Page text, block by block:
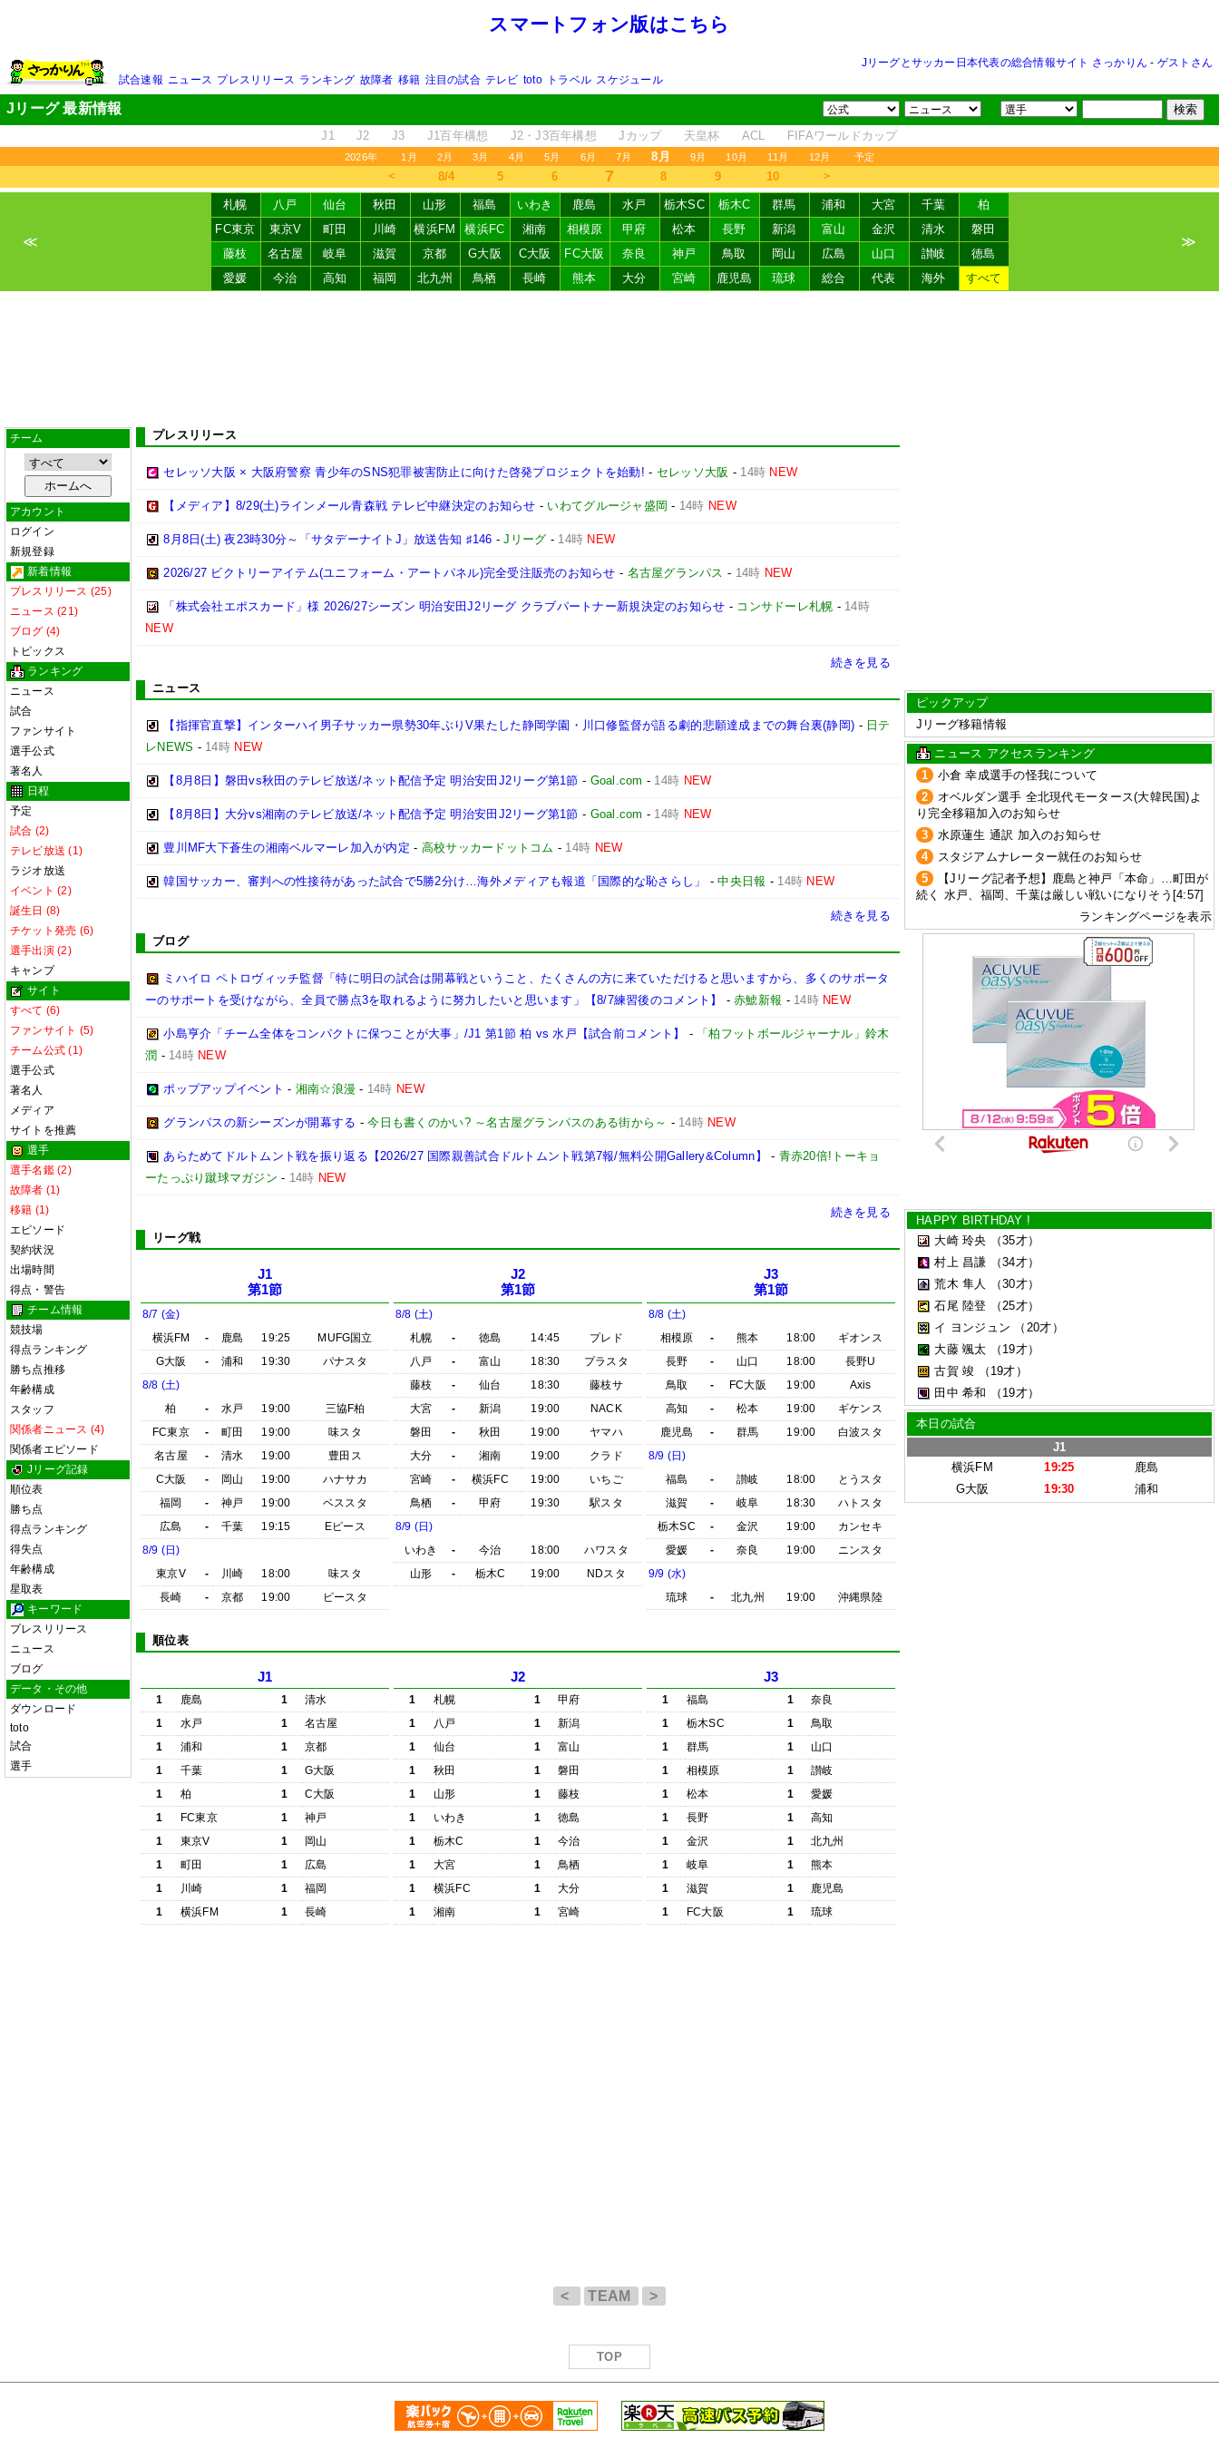
スマートフォン版はこちら
Jリーグとサッカー日本代表の総合情報サイト さっかりん - ゲストさん
試合速報 ニュース プレスリリース ランキング 故障者 移籍 注目の試合 テレビ toto トラベル スケジュール
Jリーグ 最新情報
J1 J2 J3 J1百年構想 J2・J3百年構想 Jカップ 天皇杯 ACL FIFAワールドカップ
2026年 1月 2月 3月 4月 5月 6月 7月 8月 9月 10月 11月 12月 予定
＜ 8/4 5 6 7 8 9 10 ＞
≪
札幌 八戸 仙台 秋田 山形 福島 いわき 鹿島 水戸 栃木SC 栃木C 群馬 浦和 大宮 千葉
柏
FC東京
東京V 町田 川崎 横浜FM 横浜FC 湘南 相模原 甲府 松本 長野 新潟 富山 金沢 清水
磐田
藤枝
名古屋 岐阜 滋賀 京都 G大阪 C大阪 FC大阪 奈良 神戸 鳥取 岡山 広島 山口 讃岐
徳島
愛媛
今治 高知 福岡 北九州 鳥栖 長崎 熊本 大分 宮崎 鹿児島 琉球 総合 代表 海外 すべて
≫
チーム
アカウント
ログイン
新規登録
新着情報
プレスリリース (25)
ニュース (21)
ブログ (4)
トピックス
ランキング
ニュース
試合
ファンサイト
選手公式
著名人
日程
予定
試合 (2)
テレビ放送 (1)
ラジオ放送
イベント (2)
誕生日 (8)
チケット発売 (6)
選手出演 (2)
キャンプ
サイト
すべて (6)
ファンサイト (5)
チーム公式 (1)
選手公式
著名人
メディア
サイトを推薦
選手
選手名鑑 (2)
故障者 (1)
移籍 (1)
エピソード
契約状況
出場時間
得点・警告
チーム情報
競技場
得点ランキング
勝ち点推移
年齢構成
スタッフ
関係者ニュース (4)
関係者エピソード
Jリーグ記録
順位表
勝ち点
得点ランキング
得失点
年齢構成
星取表
キーワード
プレスリリース
ニュース
ブログ
データ・その他
ダウンロード
toto
試合
選手
プレスリリース
セレッソ大阪 × 大阪府警察 青少年のSNS犯罪被害防止に向けた啓発プロジェクトを始動! - セレッソ大阪 - 14時 NEW
【メディア】8/29(土)ラインメール青森戦 テレビ中継決定のお知らせ - いわてグルージャ盛岡 - 14時 NEW
8月8日(土) 夜23時30分～「サタデーナイトJ」放送告知 ♯146 -Jリーグ - 14時 NEW
2026/27 ビクトリーアイテム(ユニフォーム・アートパネル)完全受注販売のお知らせ - 名古屋グランパス - 14時 NEW
「株式会社エポスカード」様 2026/27シーズン 明治安田J2リーグ クラブパートナー新規決定のお知らせ - コンサドーレ札幌 - 14時
NEW
続きを見る
ニュース
【指揮官直撃】インターハイ男子サッカー県勢30年ぶりV果たした静岡学園・川口修監督が語る劇的悲願達成までの舞台裏(静岡) - 日テ
レNEWS - 14時 NEW
【8月8日】磐田vs秋田のテレビ放送/ネット配信予定 明治安田J2リーグ第1節 - Goal.com - 14時 NEW
【8月8日】大分vs湘南のテレビ放送/ネット配信予定 明治安田J2リーグ第1節 - Goal.com - 14時 NEW
豊川MF大下蒼生の湘南ベルマーレ加入が内定 - 高校サッカードットコム - 14時 NEW
韓国サッカー、審判への性接待があった試合で5勝2分け…海外メディアも報道「国際的な恥さらし」 -中央日報 - 14時 NEW
続きを見る
ブログ
ミハイロ ペトロヴィッチ監督「特に明日の試合は開幕戦ということ、たくさんの方に来ていただけると思いますから、多くのサポータ
ーのサポートを受けながら、全員で勝点3を取れるように努力したいと思います」【8/7練習後のコメント】
-赤鯱新報 - 14時 NEW
小島亨介「チーム全体をコンパクトに保つことが大事」/J1 第1節 柏 vs 水戸【試合前コメント】 -
「柏フットボールジャーナル」鈴木
潤 - 14時 NEW
ポップアップイベント - 湘南☆浪漫 - 14時 NEW
グランパスの新シーズンが開幕する -今日も書くのかい? ～名古屋グランパスのある街から～ - 14時 NEW
あらためてドルトムント戦を振り返る【2026/27 国際親善試合ドルトムント戦第7報/無料公開Gallery&Column】 - 青赤20倍!トーキョ
ーたっぷり蹴球マガジン - 14時 NEW
続きを見る
リーグ戦
J1
第1節
8/7 (金)
横浜FM
- 鹿島 19:25
MUFG国立
G大阪
- 浦和 19:30
パナスタ
8/8 (土)
柏
- 水戸 19:00
三協F柏
FC東京
- 町田 19:00
味スタ
名古屋
- 清水 19:00
豊田ス
C大阪
- 岡山 19:00
ハナサカ
福岡
- 神戸 19:00
ベススタ
広島
- 千葉 19:15
Eピース
8/9 (日)
東京V
- 川崎 18:00
味スタ
長崎
- 京都 19:00 ピースタ
J2
第1節
8/8 (土)
札幌
- 徳島 14:45
プレド
八戸
- 富山 18:30
プラスタ
藤枝
- 仙台 18:30
藤枝サ
大宮
- 新潟 19:00
NACK
磐田
- 秋田 19:00
ヤマハ
大分
- 湘南 19:00
クラド
宮崎
- 横浜FC 19:00
いちご
鳥栖
- 甲府 19:30
駅スタ
8/9 (日)
いわき
- 今治 18:00
ハワスタ
山形
- 栃木C 19:00 NDスタ
J3
第1節
8/8 (土)
相模原
- 熊本 18:00
ギオンス
長野
- 山口 18:00
長野U
鳥取
- FC大阪 19:00
Axis
高知
- 松本 19:00
ギケンス
鹿児島
- 群馬 19:00
白波スタ
8/9 (日)
福島
- 讃岐 18:00
とうスタ
滋賀
- 岐阜 18:30
ハトスタ
栃木SC
- 金沢 19:00
カンセキ
愛媛
- 奈良 19:00
ニンスタ
9/9 (水)
琉球
- 北九州 19:00 沖縄県陸
順位表
J1
1 鹿島 1
清水
1
水戸 1
名古屋
1
浦和 1
京都
1
千葉 1
G大阪
1
柏 1
C大阪
1
FC東京 1
神戸
1
東京V 1
岡山
1
町田 1
広島
1
川崎 1
福岡
1
横浜FM 1 長崎
J2
1 札幌 1
甲府
1
八戸 1
新潟
1
仙台 1
富山
1
秋田 1
磐田
1
山形 1
藤枝
1
いわき 1
徳島
1
栃木C 1
今治
1
大宮 1
鳥栖
1
横浜FC 1
大分
1
湘南 1 宮崎
J3
1 福島 1
奈良
1
栃木SC 1
鳥取
1
群馬 1
山口
1
相模原 1
讃岐
1
松本 1
愛媛
1
長野 1
高知
1
金沢 1
北九州
1
岐阜 1
熊本
1
滋賀 1
鹿児島
1
FC大阪 1 琉球
ピックアップ
Jリーグ移籍情報
ニュース アクセスランキング
1
小倉 幸成選手の怪我について
2
オベルダン選手 全北現代モータース(大韓民国)よ
り完全移籍加入のお知らせ
3
水原蓮生 通訳 加入のお知らせ
4
スタジアムナレーター就任のお知らせ
5
【Jリーグ記者予想】鹿島と神戸「本命」…町田が
続く 水戸、福岡、千葉は厳しい戦いになりそう[4:57]
ランキングページを表示
HAPPY BIRTHDAY !
大崎 玲央
（35才）
村上 昌謙
（34才）
荒木 隼人
（30才）
石尾 陸登
（25才）
イ ヨンジュン
（20才）
大藤 颯太
（19才）
古賀 竣
（19才）
田中 希和
（19才）
本日の試合
J1
横浜FM
19:25
鹿島
G大阪
19:30 浦和
< TEAM >
TOP